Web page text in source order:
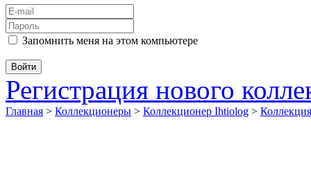
Запомнить меня на этом компьютере
Регистрация нового
Главная > Коллекционеры > Коллекционер Ihtiolog >